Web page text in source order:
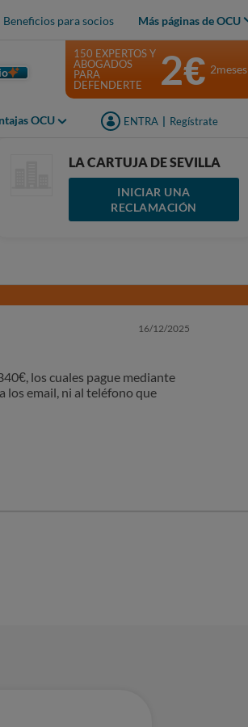
Beneficios para socios Más páginas de OCU
OCU ENTRA Regístrate
150 EXPERTOS Y
ABOGADOS
PARA
DEFENDERTE
2€ 2meses
LA CARTUJA DE SEVILLA
INICIAR UNA
RECLAMACIÓN
16/12/2025
los cuales pague mediante
los email, ni al teléfono que